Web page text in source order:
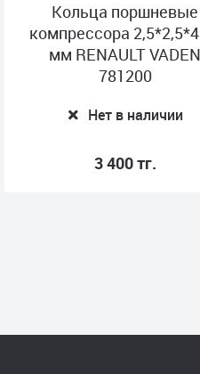
Кольца поршневые
компрессора 2,5*2,5*4 78
мм RENAULT VADEN
781200
Нет в наличии
3 400 тг.